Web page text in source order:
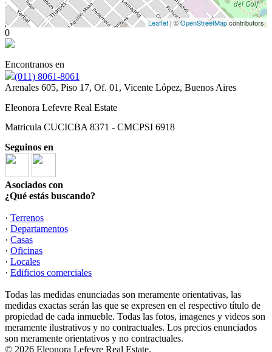
Leaflet | ©OpenStreetMapcontributors
0
Encontranos en
(011) 8061-8061
Arenales 605, Piso 17, Of. 01, Vicente López, Buenos Aires
Eleonora Lefevre Real Estate
Matricula CUCICBA 8371 - CMCPSI 6918
Seguinos en
Asociados con
¿Qué estás buscando?
· Terrenos
· Departamentos
· Casas
· Oficinas
· Locales
· Edificios comerciales
Todas las medidas enunciadas son meramente orientativas, las
medidas exactas serán las que se expresen en el respectivo título de
propiedad de cada inmueble. Todas las fotos, imagenes y videos son
meramente ilustrativos y no contractuales. Los precios enunciados
son meramente orientativos y no contractuales.
© 2026 Eleonora Lefevre Real Estate.